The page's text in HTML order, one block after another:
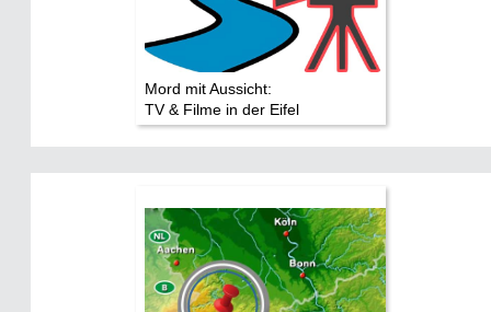
Mord mit Aussicht:
TV & Filme in der Eifel